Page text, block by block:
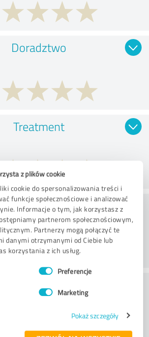
z plików cookie
cookie do spersonalizowania treści i
funkcje społecznościowe i analizować
Informacje o tym, jak korzystasz z
partnerom społecznościowym,
Partnerzy mogą połączyć te
danymi otrzymanymi od Ciebie lub
korzystania z ich usług.
Preferencje
Marketing
Pokaż szczegóły
Doradztwo
Treatment
Practice
Service